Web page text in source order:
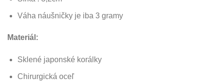
Váha náušničky je iba 3 gramy
Materiál:
Sklené japonské korálky
Chirurgická oceľ